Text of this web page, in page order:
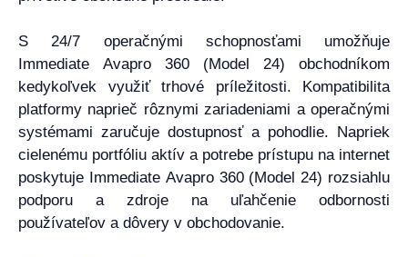
S 24/7 operačnými schopnosťami umožňuje
Immediate Avapro 360 (Model 24) obchodníkom
kedykoľvek využiť trhové príležitosti. Kompatibilita
platformy naprieč rôznymi zariadeniami a operačnými
systémami zaručuje dostupnosť a pohodlie. Napriek
cielenému portfóliu aktív a potrebe prístupu na internet
poskytuje Immediate Avapro 360 (Model 24) rozsiahlu
podporu a zdroje na uľahčenie odbornosti
používateľov a dôvery v obchodovanie.